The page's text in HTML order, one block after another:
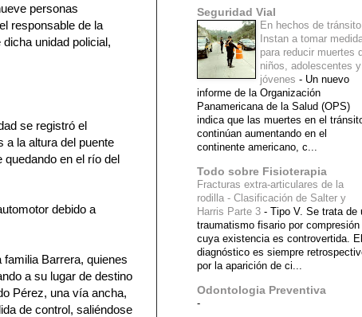
personas
responsable de la
unidad policial,
se registró el
a la altura del puente
quedando en el río del
debido a
Barrera, quienes
a su lugar de destino
Pérez, una vía ancha,
de control, saliéndose
Seguridad Vial
En hechos de tránsito
Instan a tomar
para reducir muertes
niños, adolescentes y
jóvenes - Un nuevo
informe de la Organización
Panamericana de la Salud (OPS)
indica que las muertes en el
continúan aumentando en el
continente americano, c...
Todo sobre Fisioterapia
Fracturas extra-articulares de la
rodilla - Clasificación de Salter y
Harris Parte 3 - Tipo V. Se trata de
traumatismo fisario por compresión
cuya existencia es controvertida. El
diagnóstico es siempre
por la aparición de ci...
Odontologia Preventiva
-